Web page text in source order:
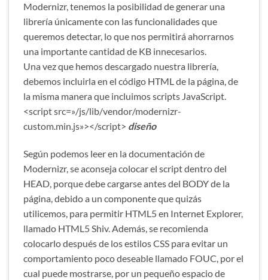
Modernizr, tenemos la posibilidad de generar una
librería únicamente con las funcionalidades que
queremos detectar, lo que nos permitirá ahorrarnos
una importante cantidad de KB innecesarios.
Una vez que hemos descargado nuestra librería,
debemos incluirla en el código HTML de la página, de
la misma manera que incluimos scripts JavaScript.
<script src=»/js/lib/vendor/modernizr-
custom.min.js»></script> diseño
Según podemos leer en la documentación de
Modernizr, se aconseja colocar el script dentro del
HEAD, porque debe cargarse antes del BODY de la
página, debido a un componente que quizás
utilicemos, para permitir HTML5 en Internet Explorer,
llamado HTML5 Shiv. Además, se recomienda
colocarlo después de los estilos CSS para evitar un
comportamiento poco deseable llamado FOUC, por el
cual puede mostrarse, por un pequeño espacio de